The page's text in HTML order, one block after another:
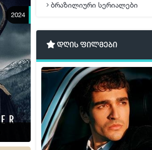
2024
ბრაზილიური სერიალები
დღის ფილმები